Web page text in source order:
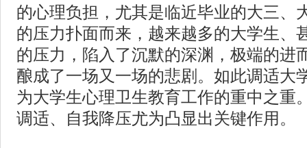
的心理负担，尤其是临近毕业的大三、
的压力扑面而来，越来越多的大学生、
的压力，陷入了沉默的深渊，极端的进
酿成了一场又一场的悲剧。如此调适大
为大学生心理卫生教育工作的重中之重
调适、自我降压尤为凸显出关键作用。